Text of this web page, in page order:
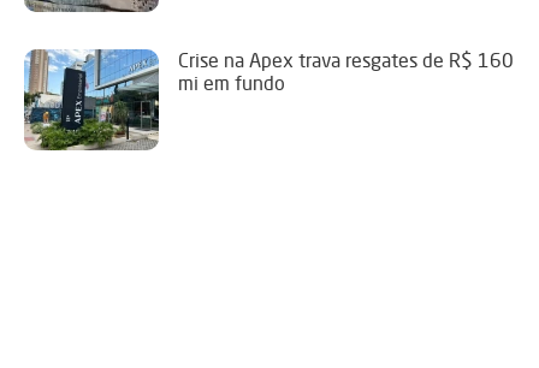
Crise na Apex trava resgates de R$ 160
mi em fundo